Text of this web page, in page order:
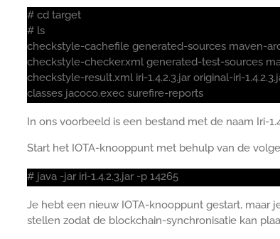
# cd target
# ls
checkstyle-cachefile generated-sources maven-
checkstyle-checker.xml generated-test-sources
checkstyle-result.xml iri-1.4.2.3.jar original-iri-
classes jacoco.exec surefire-reports
In ons voorbeeld is een bestand met de naam Iri-
Start het IOTA-knooppunt met behulp van de
# java -jar iri-1.4.2.3.jar -p 14265
Je hebt een nieuw IOTA-knooppunt gestart, maar
stellen zodat de blockchain-synchronisatie kan